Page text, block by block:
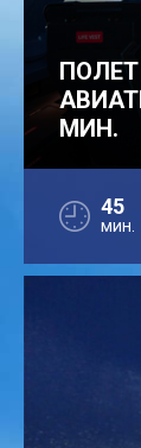
МИН.
45
мин.